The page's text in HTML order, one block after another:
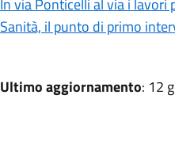
In via Ponticelli al via i
Sanità, il punto di primo
Ultimo aggiornamento: 12